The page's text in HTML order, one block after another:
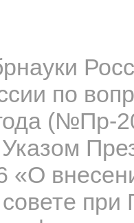
по
(№Пр-
Указом
«О
при